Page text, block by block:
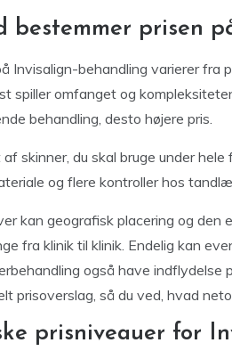
bestemmer prisen
Invisalign-behandling varierer
spiller omfanget og
behandling, desto højere pris.
skinner, du skal bruge under
og flere kontroller hos
kan geografisk placering og
fra klinik til klinik. Endelig kan
også have
prisoverslag, så du ved, hvad
prisniveauer for